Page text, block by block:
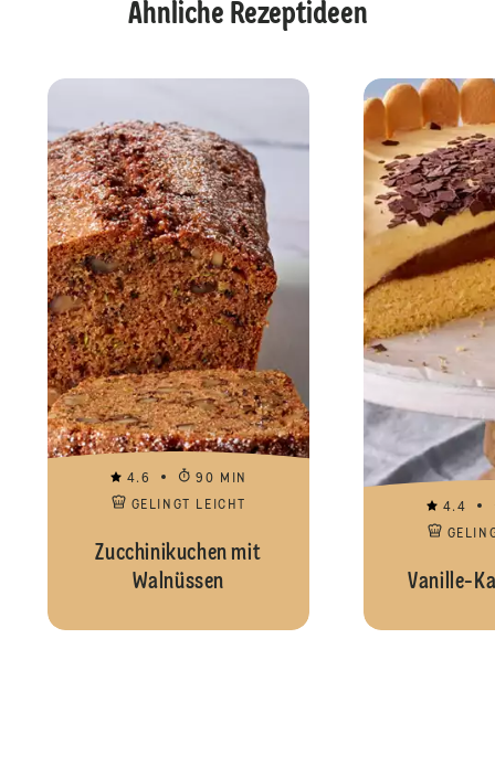
Ähnliche Rezeptideen
4.6
90 MIN
GELINGT LEICHT
Zucchinikuchen mit
Walnüssen
4.4
Vanille-